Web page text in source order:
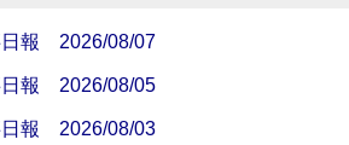
日報 2026/08/07
日報 2026/08/05
日報 2026/08/03